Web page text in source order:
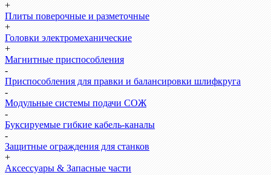
+
Плиты поверочные и разметочные
+
Головки электромеханические
+
Магнитные приспособления
-
Приспособления для правки и балансировки шлифкруга
-
Модульные системы подачи СОЖ
-
Буксируемые гибкие кабель-каналы
-
Защитные ограждения для станков
+
Аксессуары & Запасные части